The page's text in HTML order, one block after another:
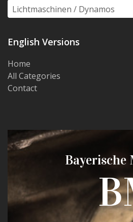
Lichtmaschinen / Dynamos
English Versions
Home
All Categories
Contact
Bayerische